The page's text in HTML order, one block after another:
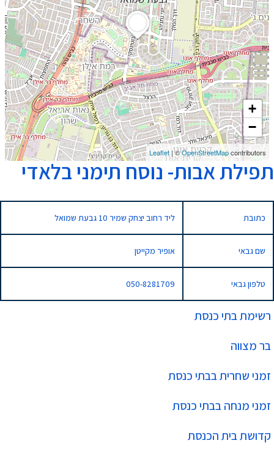
רשימת בתי כנסת
בר מצווה
זמני שחרית בבתי כנסת
זמני מנחה בבתי כנסת
קדושת בית הכנסת
+
−
Leaflet | ©OpenStreetMapcontributors
תפילת אבות- נוסח תימני בלאדי
כתובת ליד רחוב יצחק שמיר 10 גבעת שמואל
שם גבאי אופיר מקייטן
טלפון גבאי 050-8281709